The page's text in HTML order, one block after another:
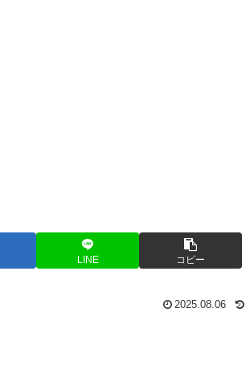
LINE コピー
2025.08.06